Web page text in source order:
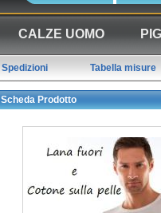
CALZE UOMO
Spedizioni Tabella misure
Scheda Prodotto